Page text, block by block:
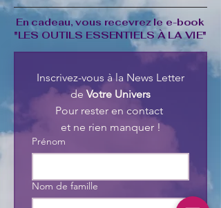
En cadeau, vous recevrez le e-book
"LES OUTILS ESSENTIELS À LA VIE"
Inscrivez-vous à la News Letter
de Votre Univers
et ne rien manquer !
Prénom
Nom de famille